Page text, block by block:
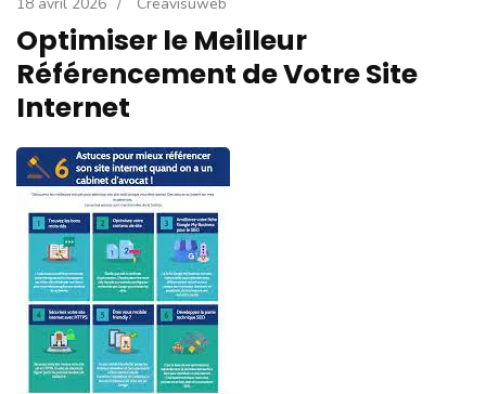
Optimiser le Meilleur
Référencement de Votre Site
Internet